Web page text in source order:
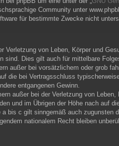
Community unter
für bestimmte Zwecke nicht
Verletzung von Leben, Körper und
sind. Dies gilt auch für mittelbare
außer bei vorsätzlichem oder grob
die bei Vertragsschluss
entgangenen Gewinn.
außer bei der Verletzung von
und im Übrigen der Höhe nach auf
a bis c gilt sinngemäß auch zugunsten
nationalem Recht bleiben